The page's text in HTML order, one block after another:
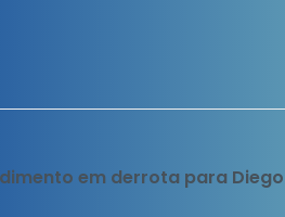
em derrota para Diego